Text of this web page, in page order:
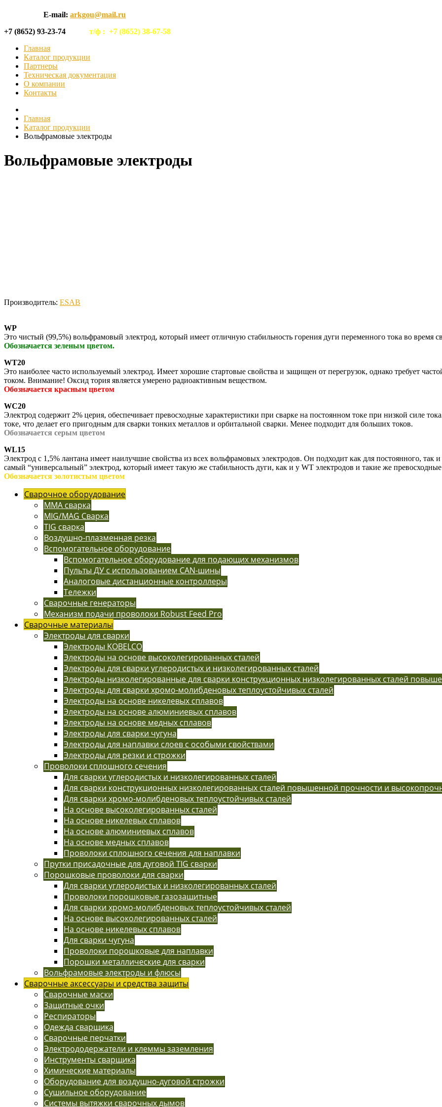
E-mail: arkgou@mail.ru
+7 (8652) 93-23-74 т/ф : +7 (8652) 38-67-58
Главная
Каталог продукции
Партнеры
Техническая документация
О компании
Контакты
Главная
Каталог продукции
Вольфрамовые электроды
Вольфрамовые электроды
Производитель: ESAB
WP
Это чистый (99,5%) вольфрамовый электрод, который имеет отличную стабильность горения дуги переменного тока во время
Обозначается зеленым цветом.
WT20
Это наиболее часто используемый электрод. Имеет хорошие стартовые свойства и защищен от перегрузок, однако требует
током. Внимание! Оксид тория является умерено радиоактивным веществом.
Обозначается красным цветом
WC20
Электрод содержит 2% церия, обеспечивает превосходные характеристики при сварке на постоянном токе при низкой силе
токе, что делает его пригодным для сварки тонких металлов и орбитальной сварки. Менее подходит для больших токов.
Обозначается серым цветом
WL15
Электрод с 1,5% лантана имеет наилучшие свойства из всех вольфрамовых электродов. Он подходит как для постоянного,
самый “универсальный” электрод, который имеет такую же стабильность дуги, как и у WT электродов и такие же
Обозначается золотистым цветом
Сварочное оборудование
MMA сварка
MIG/MAG Сварка
TIG сварка
Воздушно-плазменная резка
Вспомогательное оборудование
Вспомогательное оборудование для подающих механизмов
Пульты ДУ с использованием CAN-шины
Аналоговые дистанционные контроллеры
Тележки
Сварочные генераторы
Механизм подачи проволоки Robust Feed Pro
Сварочные материалы
Электроды для сварки
Электроды KOBELCO
Электроды на основе высоколегированных сталей
Электроды для сварки углеродистых и низколегированных сталей
Электроды низколегированные для сварки конструкционных низколегированных сталей
Электроды для сварки хромо-молибденовых теплоустойчивых сталей
Электроды на основе никелевых сплавов
Электроды на основе алюминиевых сплавов
Электроды на основе медных сплавов
Электроды для сварки чугуна
Электроды для наплавки слоев с особыми свойствами
Электроды для резки и строжки
Проволоки сплошного сечения
Для сварки углеродистых и низколегированных сталей
Для сварки конструкционных низколегированных сталей повышенной прочности и
Для сварки хромо-молибденовых теплоустойчивых сталей
На основе высоколегированных сталей
На основе никелевых сплавов
На основе алюминиевых сплавов
На основе медных сплавов
Проволоки сплошного сечения для наплавки
Прутки присадочные для дуговой TIG сварки
Порошковые проволоки для сварки
Для сварки углеродистых и низколегированных сталей
Проволоки порошковые газозащитные
Для сварки хромо-молибденовых теплоустойчивых сталей
На основе высоколегированных сталей
На основе никелевых сплавов
Для сварки чугуна
Проволоки порошковые для наплавки
Порошки металлические для сварки
Вольфрамовые электроды и флюсы
Сварочные аксессуары и средства защиты
Сварочные маски
Защитные очки
Респираторы
Одежда сварщика
Сварочные перчатки
Электрододержатели и клеммы заземления
Инструменты сварщика
Химические материалы
Оборудование для воздушно-дуговой строжки
Сушильное оборудование
Системы вытяжки сварочных дымов